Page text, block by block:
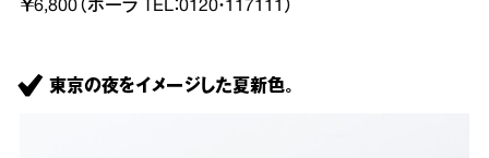
￥6,800（ポーラ TEL：0120・117111）
東京の夜をイメージした夏新色。